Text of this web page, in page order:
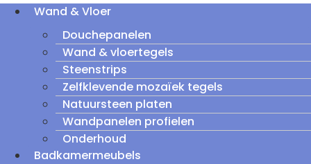
Wand & Vloer
Douchepanelen
Wand & vloertegels
Steenstrips
Zelfklevende mozaïek tegels
Natuursteen platen
Wandpanelen profielen
Onderhoud
Badkamermeubels